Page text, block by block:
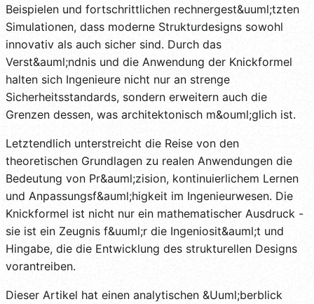
Beispielen und fortschrittlichen rechnergest&uuml;tzten
Simulationen, dass moderne Strukturdesigns sowohl
innovativ als auch sicher sind. Durch das
Verst&auml;ndnis und die Anwendung der Knickformel
halten sich Ingenieure nicht nur an strenge
Sicherheitsstandards, sondern erweitern auch die
Grenzen dessen, was architektonisch m&ouml;glich ist.
Letztendlich unterstreicht die Reise von den
theoretischen Grundlagen zu realen Anwendungen die
Bedeutung von Pr&auml;zision, kontinuierlichem Lernen
und Anpassungsf&auml;higkeit im Ingenieurwesen. Die
Knickformel ist nicht nur ein mathematischer Ausdruck -
sie ist ein Zeugnis f&uuml;r die Ingeniosit&auml;t und
Hingabe, die die Entwicklung des strukturellen Designs
vorantreiben.
Dieser Artikel hat einen analytischen &Uuml;berblick